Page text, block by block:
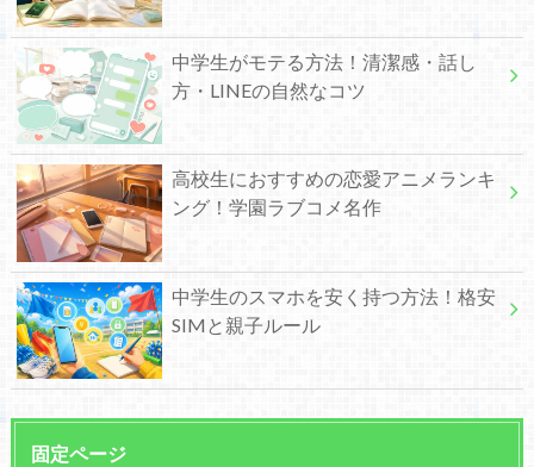
中学生がモテる方法！清潔感・話し
方・LINEの自然なコツ
高校生におすすめの恋愛アニメランキ
ング！学園ラブコメ名作
中学生のスマホを安く持つ方法！格安
SIMと親子ルール
固定ページ